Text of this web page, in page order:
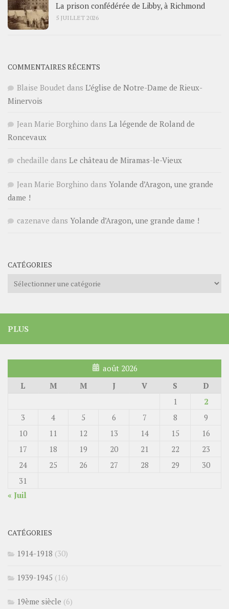
La prison confédérée de Libby, à Richmond
5 JUILLET 2026
COMMENTAIRES RÉCENTS
Blaise Boudet dans L’église de Notre-Dame de Rieux-
Minervois
Jean Marie Borghino dans La légende de Roland de
Roncevaux
chedaille dans Le château de Miramas-le-Vieux
Jean Marie Borghino dans Yolande d’Aragon, une grande
dame !
cazenave dans Yolande d’Aragon, une grande dame !
CATÉGORIES
Catégories
PLUS
août 2026
L
M M J V S
D
1
2
3
4 5 6 7 8
9
10
11 12 13 14 15
16
17
18 19 20 21 22
23
24
25 26 27 28 29
30
31
« Juil
CATÉGORIES
1914-1918 (30)
1939-1945 (16)
19ème siècle (6)